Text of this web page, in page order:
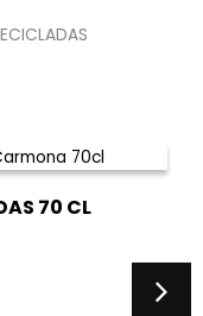
70 CL